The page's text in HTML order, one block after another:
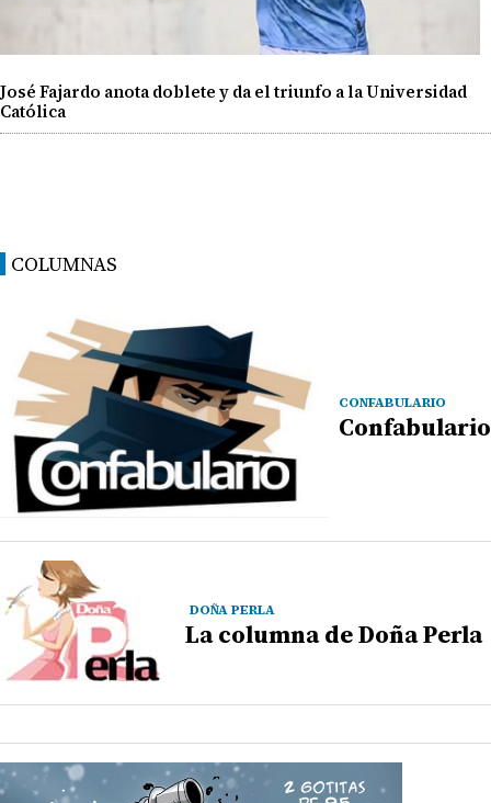
José Fajardo anota doblete y da el triunfo a la Universidad
Católica
COLUMNAS
CONFABULARIO
Confabulario
DOÑA PERLA
La columna de Doña Perla